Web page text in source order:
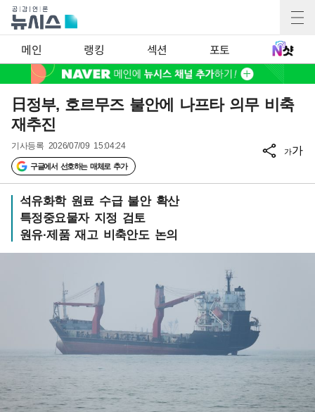
메인 랭킹 섹션 포토
日정부, 호르무즈 불안에 나프타 의무 비축
재추진
기사등록 2026/07/09 15:04:24
구글에서 선호하는 매체로 추가
가가
석유화학 원료 수급 불안 확산
특정중요물자 지정 검토
원유·제품 재고 비축안도 논의